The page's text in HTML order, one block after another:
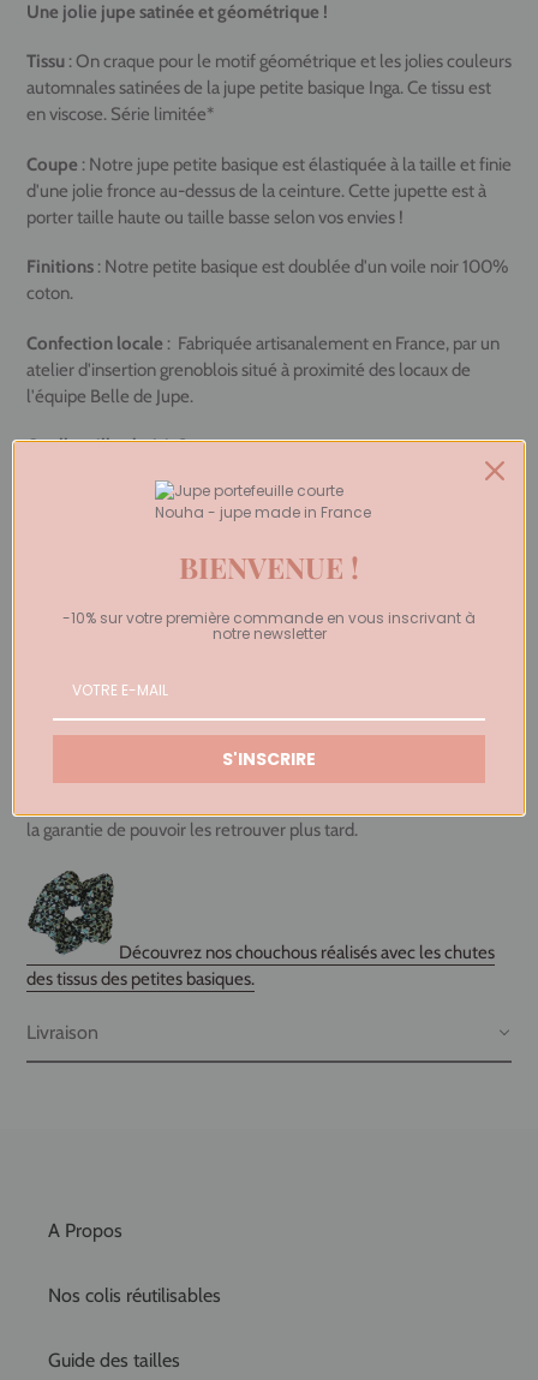
panier
Une jolie jupe satinée et géométrique !
Tissu : On craque pour le motif géométrique et les jolies couleurs
automnales satinées de la jupe petite basique Inga. Ce tissu est
en viscose. Série limitée*
Coupe : Notre jupe petite basique est élastiquée à la taille et finie
d'une jolie fronce au-dessus de la ceinture. Cette jupette est à
porter taille haute ou taille basse selon vos envies !
Finitions : Notre petite basique est doublée d'un voile noir 100%
coton.
Confection locale : Fabriquée artisanalement en France, par un
atelier d'insertion grenoblois situé à proximité des locaux de
l'équipe Belle de Jupe.
Quelle taille choisir ?
S : tour de taille 34/36, longueur 40cm
M : tour de taille 38/40, longueur 42,5cm
contact@belledejupe.com
confectionner la jupe sur demande.
la garantie de pouvoir les retrouver plus tard.
Découvrez nos chouchous réalisés avec les chutes
des tissus des petites basiques.
Livraison
A Propos
Nos colis réutilisables
Guide des tailles
BIENVENUE !
-10% sur votre première commande en vous inscrivant à
notre newsletter
S'INSCRIRE